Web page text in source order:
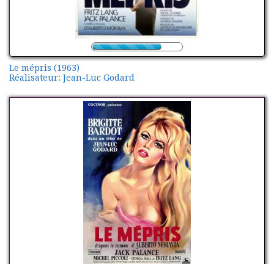
Le mépris (1963)
Réalisateur: Jean-Luc Godard